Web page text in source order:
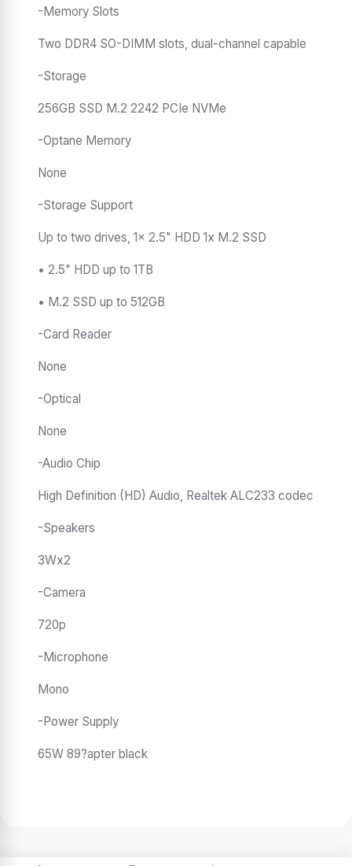
-Memory Slots
Two DDR4 SO-DIMM slots, dual-channel capable
-Storage
256GB SSD M.2 2242 PCIe NVMe
-Optane Memory
None
-Storage Support
Up to two drives, 1x 2.5" HDD 1x M.2 SSD
• 2.5" HDD up to 1TB
• M.2 SSD up to 512GB
-Card Reader
None
-Optical
None
-Audio Chip
High Definition (HD) Audio, Realtek ALC233 codec
-Speakers
3Wx2
-Camera
720p
-Microphone
Mono
-Power Supply
65W 89?apter black